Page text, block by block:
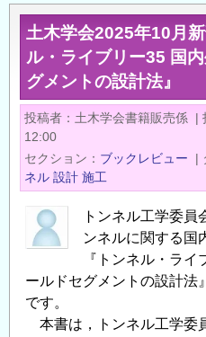
学
会
2025
年
10
月
刊
の
ご
案
『仮
設
構
土木学会2025年10月
ル・ライブリー35 国
グメントの設計法』
投稿者 土木学会書籍販売係 |
12:00
セクション
ブックレビュー |
ネル 設計 施工
トンネル工学委員
ンネルに関する国
『トンネル・ラ
ールドセグメントの設計法
です。
本書は，トンネル工学委